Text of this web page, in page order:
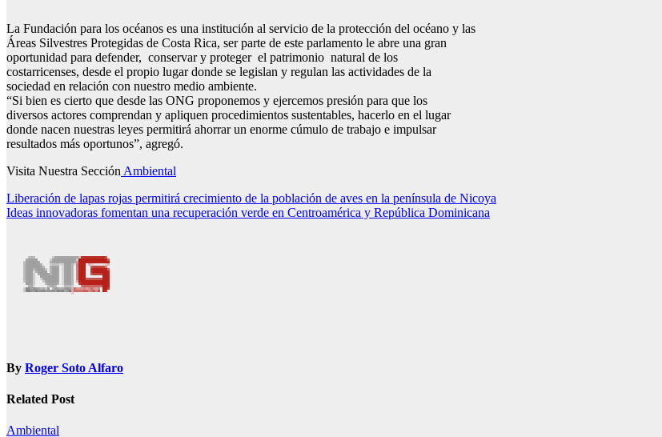
La Fundación para los océanos es una institución al servicio de la protección del océano y las
Áreas Silvestres Protegidas de Costa Rica, ser parte de este parlamento le abre una gran
oportunidad para defender, conservar y proteger el patrimonio natural de los
costarricenses, desde el propio lugar donde se legislan y regulan las actividades de la
sociedad en relación con nuestro medio ambiente.
“Si bien es cierto que desde las ONG proponemos y ejercemos presión para que los
diversos actores comprendan y apliquen procedimientos sustentables, hacerlo en el lugar
donde nacen nuestras leyes permitirá ahorrar un enorme cúmulo de trabajo e impulsar
resultados más oportunos”, agregó.
Visita Nuestra SecciónAmbiental
Navegación
de
Liberación de lapas rojas permitirá crecimiento de la población de aves en la península de Nicoya
Ideas innovadoras fomentan una recuperación verde en Centroamérica y República Dominicana
By Roger Soto Alfaro
Related Post
Ambiental